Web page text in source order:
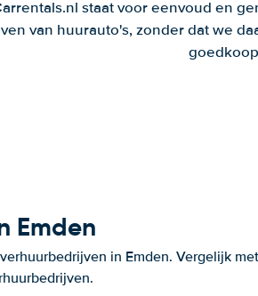
staat voor eenvoud en
van huurauto's, zonder dat we
Emden
in Emden. Vergelijk